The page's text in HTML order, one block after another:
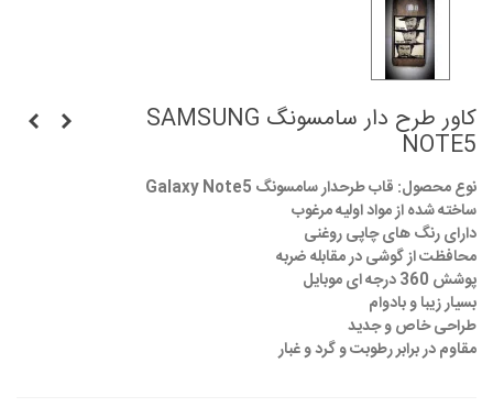
کاور طرح دار سامسونگ SAMSUNG
NOTE5
نوع محصول: قاب طرحدار سامسونگ Galaxy Note5
ساخته شده از مواد اولیه مرغوب
دارای رنگ های چاپی روغنی
محافظت از گوشی در مقابله ضربه
پوشش 360 درجه ای موبایل
بسیار زیبا و بادوام
طراحی خاص و جدید
مقاوم در برابر رطوبت و گرد و غبار